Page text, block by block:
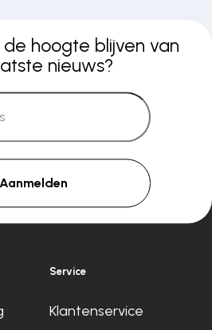
hoogte blijven van
nieuws?
Aanmelden
Service
Klantenservice